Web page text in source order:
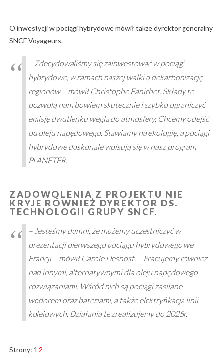
O inwestycji w pociągi hybrydowe mówił także dyrektor generalny
SNCF Voyageurs.
– Zdecydowaliśmy się zainwestować w pociągi
hybrydowe, w ramach naszej walki o dekarbonizację
regionów – mówił Christophe Fanichet. Składy te
pozwolą nam bowiem skutecznie i szybko ograniczyć
emisję dwutlenku węgla do atmosfery. Chcemy odejść
od oleju napędowego. Stawiamy na ekologię, a pociągi
hybrydowe doskonale wpisują się w nasz program
PLANETER.
ZADOWOLENIA Z PROJEKTU NIE
KRYJE RÓWNIEŻ DYREKTOR DS.
TECHNOLOGII GRUPY SNCF.
– Jesteśmy dumni, że możemy uczestniczyć w
prezentacji pierwszego pociągu hybrydowego we
Francji – mówił Carole Desnost. – Pracujemy również
nad innymi, alternatywnymi dla oleju napędowego
rozwiązaniami. Wśród nich są pociągi zasilane
wodorem oraz bateriami, a także elektryfikacja linii
kolejowych. Działania te zrealizujemy do 2025r.
Strony: 1 2